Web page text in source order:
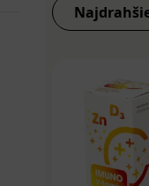
Prípravok
Jamieson